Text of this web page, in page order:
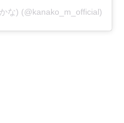
な) (@kanako_m_official)